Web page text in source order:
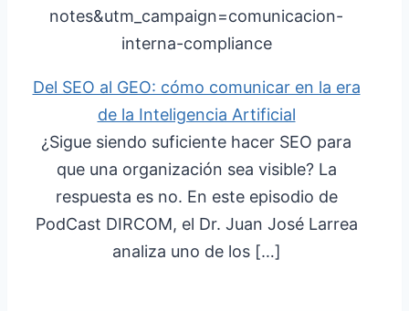
notes&utm_campaign=comunicacion-
interna-compliance
Del SEO al GEO: cómo comunicar en la era
de la Inteligencia Artificial
¿Sigue siendo suficiente hacer SEO para
que una organización sea visible? La
respuesta es no. En este episodio de
PodCast DIRCOM, el Dr. Juan José Larrea
analiza uno de los […]